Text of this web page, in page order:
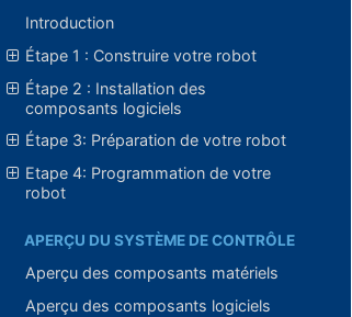
Introduction
Étape 1 : Construire votre robot
Étape 2 : Installation des
composants logiciels
Étape 3: Préparation de votre robot
Etape 4: Programmation de votre
robot
APERÇU DU SYSTÈME DE CONTRÔLE
Aperçu des composants matériels
Aperçu des composants logiciels